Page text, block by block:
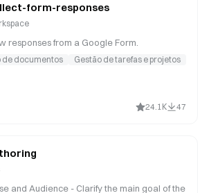
form-responses
responses from a Google Form.
de documentos Gestão de tarefas e projetos
24.1K 47
- Clarify the main goal of the